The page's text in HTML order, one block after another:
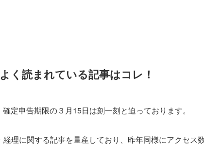
く読まれている記事はコレ！
定申告期限の３月15日は刻一刻と迫っております。
理に関する記事を量産しており、昨年同様にアクセス